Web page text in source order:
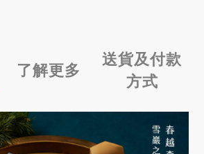
了解更多
送貨及付款
方式